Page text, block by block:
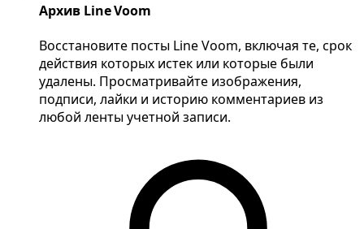
Архив Line Voom
Восстановите посты Line Voom, включая те, срок
действия которых истек или которые были
удалены. Просматривайте изображения,
подписи, лайки и историю комментариев из
любой ленты учетной записи.